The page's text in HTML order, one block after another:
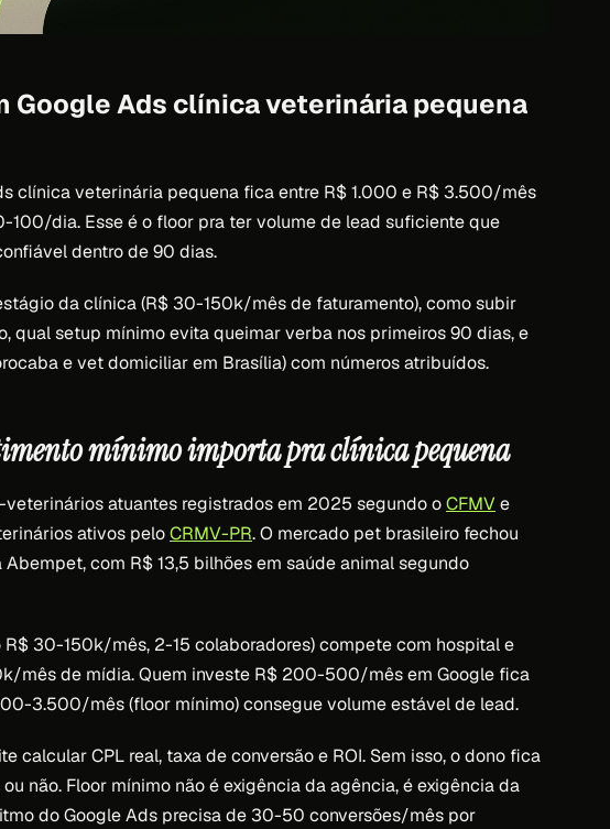
Google Ads clínica veterinária pequena
clínica veterinária pequena fica entre R$ 1.000 e R$ 3.500/mês
100/dia. Esse é o floor pra ter volume de lead suficiente que
dentro de 90 dias.
da clínica (R$ 30-150k/mês de faturamento), como subir
qual setup mínimo evita queimar verba nos primeiros 90 dias, e
e vet domiciliar em Brasília) com números atribuídos.
mínimo importa pra clínica pequena
veterinários atuantes registrados em 2025 segundo oCFMV e
ativos peloCRMV-PR. O mercado pet brasileiro fechou
com R$ 13,5 bilhões em saúde animal segundo
30-150k/mês, 2-15 colaboradores) compete com hospital e
mês de mídia. Quem investe R$ 200-500/mês em Google fica
3.500/mês (floor mínimo) consegue volume estável de lead.
calcular CPL real, taxa de conversão e ROI. Sem isso, o dono fica
não. Floor mínimo não é exigência da agência, é exigência da
do Google Ads precisa de 30-50 conversões/mês por